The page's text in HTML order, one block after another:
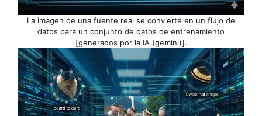
La imagen de una fuente real se convierte en un flujo de
datos para un conjunto de datos de entrenamiento
[generados por la IA (gemini)].